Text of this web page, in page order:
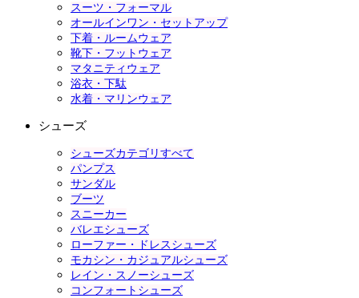
スーツ・フォーマル
オールインワン・セットアップ
下着・ルームウェア
靴下・フットウェア
マタニティウェア
浴衣・下駄
水着・マリンウェア
シューズ
シューズカテゴリすべて
パンプス
サンダル
ブーツ
スニーカー
バレエシューズ
ローファー・ドレスシューズ
モカシン・カジュアルシューズ
レイン・スノーシューズ
コンフォートシューズ